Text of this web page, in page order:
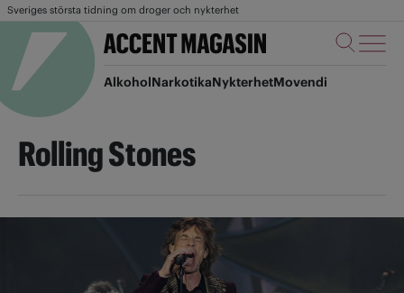
Sveriges största tidning om droger och nykterhet
AlkoholNarkotikaNykterhetMovendi
Rolling Stones